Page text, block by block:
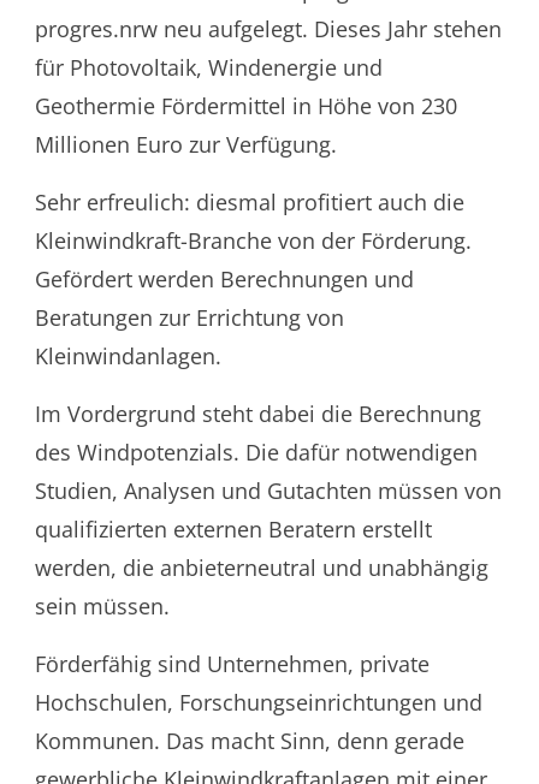
progres.nrw neu aufgelegt. Dieses Jahr stehen
für Photovoltaik, Windenergie und
Geothermie Fördermittel in Höhe von 230
Millionen Euro zur Verfügung.
Sehr erfreulich: diesmal profitiert auch die
Kleinwindkraft-Branche von der Förderung.
Gefördert werden Berechnungen und
Beratungen zur Errichtung von
Kleinwindanlagen.
Im Vordergrund steht dabei die Berechnung
des Windpotenzials. Die dafür notwendigen
Studien, Analysen und Gutachten müssen von
qualifizierten externen Beratern erstellt
werden, die anbieterneutral und unabhängig
sein müssen.
Förderfähig sind Unternehmen, private
Hochschulen, Forschungseinrichtungen und
Kommunen. Das macht Sinn, denn gerade